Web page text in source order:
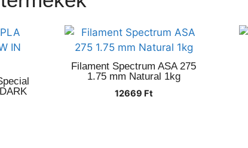
Filament Spectrum ASA 275
1.75 mm Natural 1kg
12669 Ft